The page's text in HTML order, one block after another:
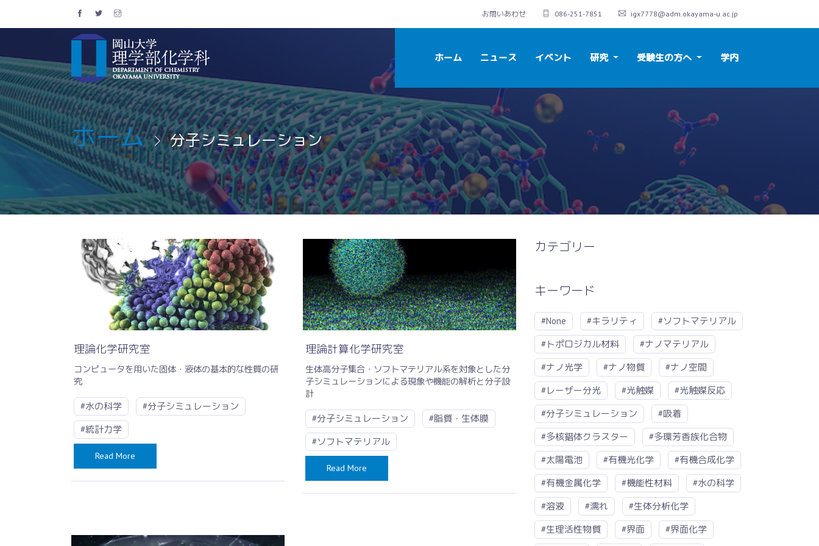
お問いあわせ 086-251-7851 igx7778@adm.okayama-u.ac.jp
ホーム ニュース イベント 研究 受験生の方へ 学内
ホーム 分子シミュレーション
理論化学研究室
コンピュータを用いた固体・液体の基本的な性質の研
究
#水の科学
#分子シミュレーション
#統計力学
Read More
理論計算化学研究室
生体高分子集合・ソフトマテリアル系を対象とした分
子シミュレーションによる現象や機能の解析と分子設
計
#分子シミュレーション
#脂質・生体膜
#ソフトマテリアル
Read More
カテゴリー
キーワード
#None #キラリティ
#ソフトマテリアル
#トポロジカル材料
#ナノマテリアル
#ナノ光学
#ナノ物質
#ナノ空間
#レーザー分光
#光触媒
#光触媒反応
#分子シミュレーション
#吸着
#多核錯体クラスター
#多環芳香族化合物
#太陽電池
#有機光化学
#有機合成化学
#有機金属化学
#機能性材料
#水の科学
#溶液
#濡れ
#生体分析化学
#生理活性物質
#界面 #界面化学